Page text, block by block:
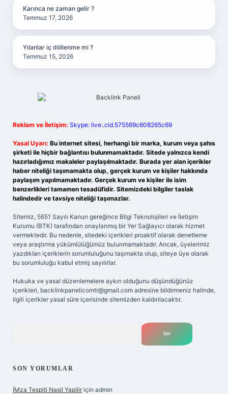
Karınca ne zaman gelir ?
Temmuz 17, 2026
Yılanlar iç döllenme mi ?
Temmuz 15, 2026
Reklam ve İletişim: Skype: live:.cid.575569c608265c69
Yasal Uyarı: Bu internet sitesi, herhangi bir marka, kurum veya şahıs
şirketi ile hiçbir bağlantısı bulunmamaktadır. Sitede yalnızca kendi
hazırladığımız makaleler paylaşılmaktadır. Burada yer alan içerikler
haber niteliği taşımamakta olup, gerçek kurum ve kişiler hakkında
paylaşım yapılmamaktadır. Gerçek kurum ve kişiler ile isim
benzerlikleri tamamen tesadüfidir. Sitemizdeki bilgiler taslak
halindedir ve tavsiye niteliği taşımazlar.
Sitemiz, 5651 Sayılı Kanun gereğince Bilgi Teknolojileri ve İletişim
Kurumu (BTK) tarafından onaylanmış bir Yer Sağlayıcı olarak hizmet
vermektedir. Bu nedenle, sitedeki içerikleri proaktif olarak denetleme
veya araştırma yükümlülüğümüz bulunmamaktadır. Ancak, üyelerimiz
yazdıkları içeriklerin sorumluluğunu taşımakta olup, siteye üye olarak
bu sorumluluğu kabul etmiş sayılırlar.
Hukuka ve yasal düzenlemelere aykırı olduğunu düşündüğünüz
içerikleri, backlinkpanelicomtr@gmail.com adresine bildirmeniz halinde,
ilgili içerikler yasal süre içerisinde sitemizden kaldırılacaktır.
SON YORUMLAR
İMza Tespiti Nasil Yapilir için admin